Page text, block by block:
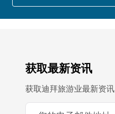
获取最新资讯
获取迪拜旅游业最新资讯